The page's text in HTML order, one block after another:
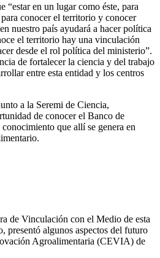
“estar en un lugar como éste, para
conocer el territorio y conocer
nuestro país ayudará a hacer política
el territorio hay una vinculación
desde el rol política del ministerio”.
de fortalecer la ciencia y del trabajo
entre esta entidad y los centros
a la Seremi de Ciencia,
de conocer el Banco de
que allí se genera en
de Vinculación con el Medio de esta
presentó algunos aspectos del futuro
Agroalimentaria (CEVIA) de